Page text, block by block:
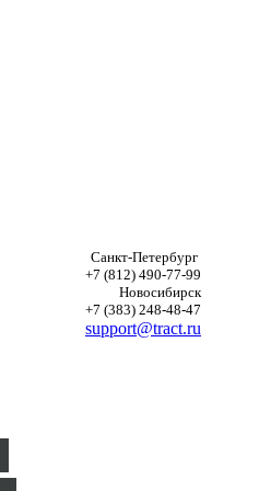
Санкт-Петербург
+7 (812) 490-77-99
Новосибирск
+7 (383) 248-48-47
support@tract.ru